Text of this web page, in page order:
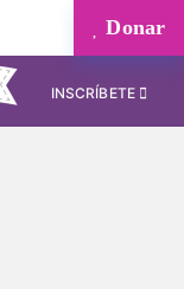
Donar
INSCRÍBETE